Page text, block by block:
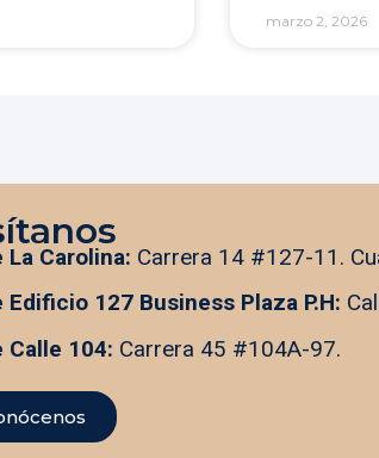
marzo 2, 2026
La Carolina: Carrera 14 #127-11.
Edificio 127 Business Plaza P.H:
Calle 104: Carrera 45 #104A-97.